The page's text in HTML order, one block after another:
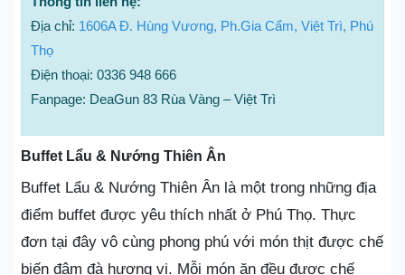
Địa chỉ: 1606A Đ. Hùng Vương, Ph.Gia Cẩm, Việt Trì, Phú
Thọ
Điện thoại: 0336 948 666
Fanpage: DeaGun 83 Rùa Vàng – Việt Trì
Buffet Lẩu & Nướng Thiên Ân
Buffet Lẩu & Nướng Thiên Ân là một trong những địa
điểm buffet được yêu thích nhất ở Phú Thọ. Thực
đơn tại đây vô cùng phong phú với món thịt được chế
biến đậm đà hương vị. Mỗi món ăn đều được chế